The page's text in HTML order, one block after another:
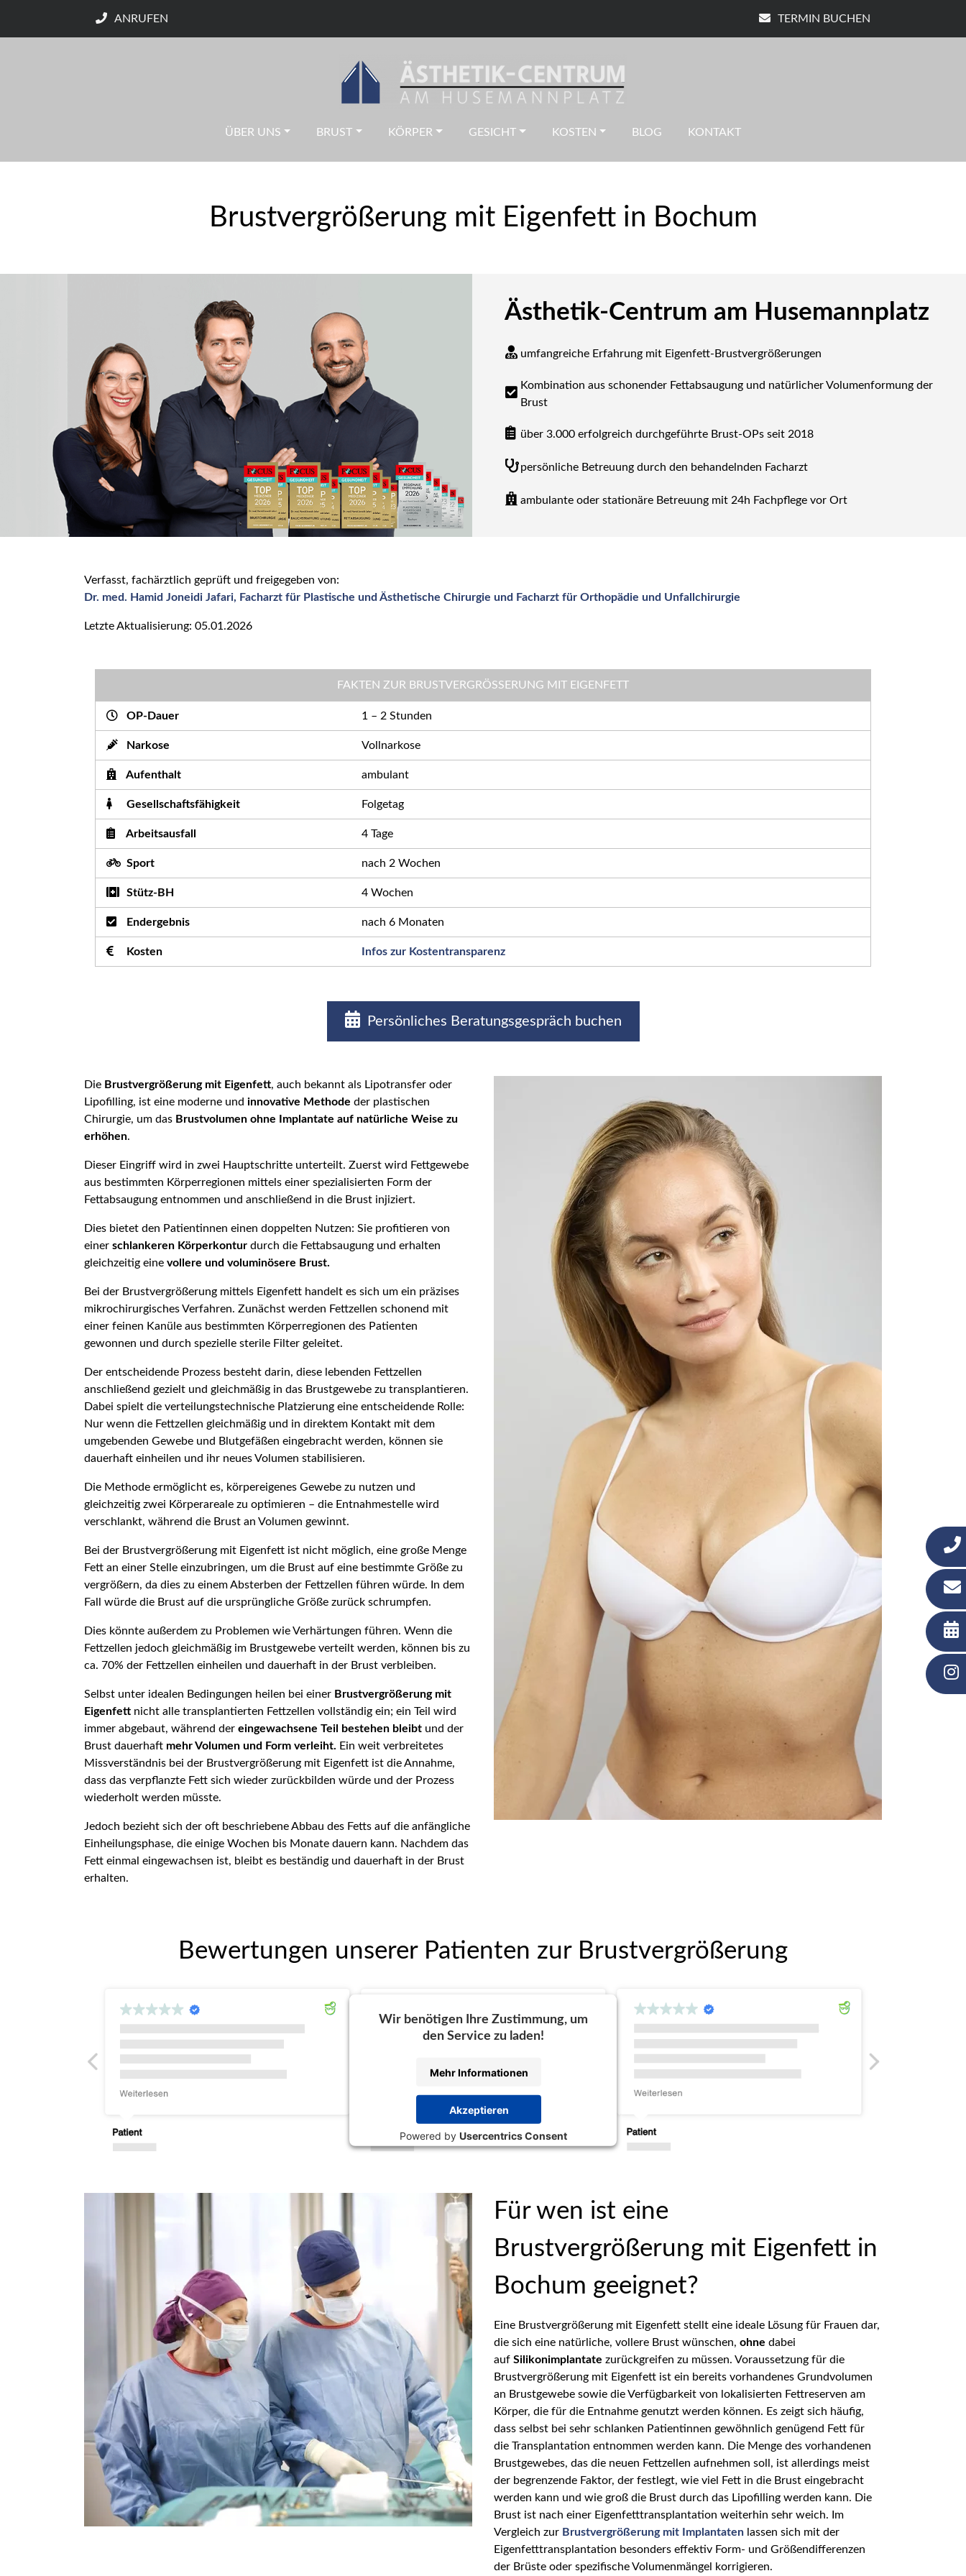
ANRUFEN TERMIN BUCHEN
ÜBER UNS BRUST KÖRPER GESICHT KOSTEN BLOG KONTAKT
Brustvergrößerung mit Eigenfett in Bochum
Ästhetik-Centrum am Husemannplatz
umfangreiche Erfahrung mit Eigenfett-Brustvergrößerungen
Kombination aus schonender Fettabsaugung und natürlicher Volumenformung der
Brust
über 3.000 erfolgreich durchgeführte Brust-OPs seit 2018
persönliche Betreuung durch den behandelnden Facharzt
ambulante oder stationäre Betreuung mit 24h Fachpflege vor Ort
Verfasst, fachärztlich geprüft und freigegeben von:
Dr. med. Hamid Joneidi Jafari, Facharzt für Plastische und Ästhetische Chirurgie und Facharzt für Orthopädie und Unfallchirurgie
Letzte Aktualisierung: 05.01.2026
FAKTEN ZUR BRUSTVERGRÖSSERUNG MIT EIGENFETT
OP-Dauer 1 – 2 Stunden
Narkose Vollnarkose
Aufenthalt ambulant
Gesellschaftsfähigkeit Folgetag
Arbeitsausfall 4 Tage
Sport nach 2 Wochen
Stütz-BH 4 Wochen
Endergebnis nach 6 Monaten
Kosten Infos zur Kostentransparenz
Persönliches Beratungsgespräch buchen
Die Brustvergrößerung mit Eigenfett, auch bekannt als Lipotransfer oder
Lipofilling, ist eine moderne und innovative Methode der plastischen
Chirurgie, um das Brustvolumen ohne Implantate auf natürliche Weise zu
erhöhen.
Dieser Eingriff wird in zwei Hauptschritte unterteilt. Zuerst wird Fettgewebe
aus bestimmten Körperregionen mittels einer spezialisierten Form der
Fettabsaugung entnommen und anschließend in die Brust injiziert.
Dies bietet den Patientinnen einen doppelten Nutzen: Sie profitieren von
einer schlankeren Körperkontur durch die Fettabsaugung und erhalten
gleichzeitig eine vollere und voluminösere Brust.
Bei der Brustvergrößerung mittels Eigenfett handelt es sich um ein präzises
mikrochirurgisches Verfahren. Zunächst werden Fettzellen schonend mit
einer feinen Kanüle aus bestimmten Körperregionen des Patienten
gewonnen und durch spezielle sterile Filter geleitet.
Der entscheidende Prozess besteht darin, diese lebenden Fettzellen
anschließend gezielt und gleichmäßig in das Brustgewebe zu transplantieren.
Dabei spielt die verteilungstechnische Platzierung eine entscheidende Rolle:
Nur wenn die Fettzellen gleichmäßig und in direktem Kontakt mit dem
umgebenden Gewebe und Blutgefäßen eingebracht werden, können sie
dauerhaft einheilen und ihr neues Volumen stabilisieren.
Die Methode ermöglicht es, körpereigenes Gewebe zu nutzen und
gleichzeitig zwei Körperareale zu optimieren – die Entnahmestelle wird
verschlankt, während die Brust an Volumen gewinnt.
Bei der Brustvergrößerung mit Eigenfett ist nicht möglich, eine große Menge
Fett an einer Stelle einzubringen, um die Brust auf eine bestimmte Größe zu
vergrößern, da dies zu einem Absterben der Fettzellen führen würde. In dem
Fall würde die Brust auf die ursprüngliche Größe zurück schrumpfen.
Dies könnte außerdem zu Problemen wie Verhärtungen führen. Wenn die
Fettzellen jedoch gleichmäßig im Brustgewebe verteilt werden, können bis zu
ca. 70% der Fettzellen einheilen und dauerhaft in der Brust verbleiben.
Selbst unter idealen Bedingungen heilen bei einer Brustvergrößerung mit
Eigenfett nicht alle transplantierten Fettzellen vollständig ein; ein Teil wird
immer abgebaut, während der eingewachsene Teil bestehen bleibt und der
Brust dauerhaft mehr Volumen und Form verleiht. Ein weit verbreitetes
Missverständnis bei der Brustvergrößerung mit Eigenfett ist die Annahme,
dass das verpflanzte Fett sich wieder zurückbilden würde und der Prozess
wiederholt werden müsste.
Jedoch bezieht sich der oft beschriebene Abbau des Fetts auf die anfängliche
Einheilungsphase, die einige Wochen bis Monate dauern kann. Nachdem das
Fett einmal eingewachsen ist, bleibt es beständig und dauerhaft in der Brust
erhalten.
Bewertungen unserer Patienten zur Brustvergrößerung
Wir benötigen Ihre Zustimmung, um
den Service zu laden!
Mehr Informationen
Akzeptieren
Powered by Usercentrics Consent
Management Platform
Für wen ist eine
Brustvergrößerung mit Eigenfett in
Bochum geeignet?
Eine Brustvergrößerung mit Eigenfett stellt eine ideale Lösung für Frauen dar,
die sich eine natürliche, vollere Brust wünschen, ohne dabei
auf Silikonimplantate zurückgreifen zu müssen. Voraussetzung für die
Brustvergrößerung mit Eigenfett ist ein bereits vorhandenes Grundvolumen
an Brustgewebe sowie die Verfügbarkeit von lokalisierten Fettreserven am
Körper, die für die Entnahme genutzt werden können. Es zeigt sich häufig,
dass selbst bei sehr schlanken Patientinnen gewöhnlich genügend Fett für
die Transplantation entnommen werden kann. Die Menge des vorhandenen
Brustgewebes, das die neuen Fettzellen aufnehmen soll, ist allerdings meist
der begrenzende Faktor, der festlegt, wie viel Fett in die Brust eingebracht
werden kann und wie groß die Brust durch das Lipofilling werden kann. Die
Brust ist nach einer Eigenfetttransplantation weiterhin sehr weich. Im
Vergleich zur Brustvergrößerung mit Implantaten lassen sich mit der
Eigenfetttransplantation besonders effektiv Form- und Größendifferenzen
der Brüste oder spezifische Volumenmängel korrigieren.